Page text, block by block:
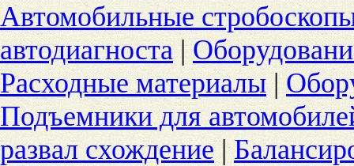
Автомобильные
автодиагноста |
Расходные материалы |
Подъемники для
развал схождение |